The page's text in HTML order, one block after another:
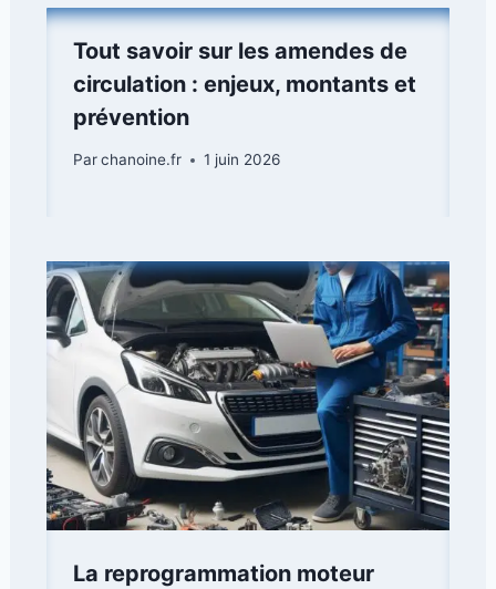
Tout savoir sur les amendes de
circulation : enjeux, montants et
prévention
Parchanoine.fr 1 juin 2026
La reprogrammation moteur